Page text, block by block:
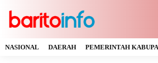
NASIONAL DAERAH PEMERINTAH